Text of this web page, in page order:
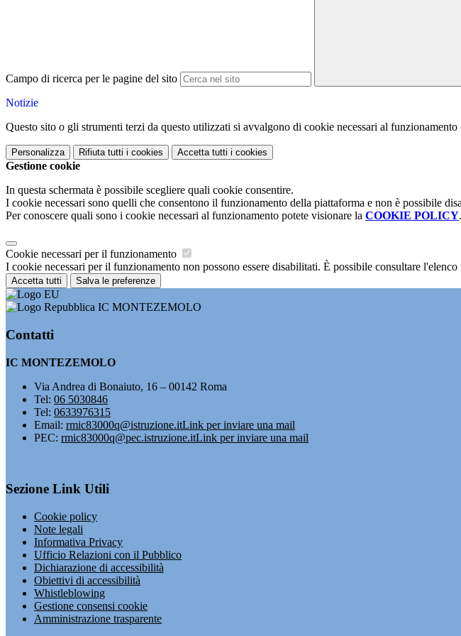
Campo di ricerca per le pagine del sito
Notizie
Questo sito o gli strumenti terzi da questo utilizzati si avvalgono di cookie necessari al
Personalizza Rifiuta tutti i cookies Accetta tutti i cookies
Gestione cookie
In questa schermata è possibile scegliere quali cookie consentire.
I cookie necessari sono quelli che consentono il funzionamento della piattaforma e non è possibile
Per conoscere quali sono i cookie necessari al funzionamento potete visionare la COOKIE POLICY.
Cookie necessari per il funzionamento
I cookie necessari per il funzionamento non possono essere disabilitati. È possibile consultare
Accetta tutti Salva le preferenze
IC MONTEZEMOLO
Contatti
IC MONTEZEMOLO
Via Andrea di Bonaiuto, 16 – 00142 Roma
Tel: 06 5030846
Tel: 0633976315
Email: rmic83000q@istruzione.itLink per inviare una mail
PEC: rmic83000q@pec.istruzione.itLink per inviare una mail
Sezione Link Utili
Cookie policy
Note legali
Informativa Privacy
Ufficio Relazioni con il Pubblico
Dichiarazione di accessibilità
Obiettivi di accessibilità
Whistleblowing
Gestione consensi cookie
Amministrazione trasparente